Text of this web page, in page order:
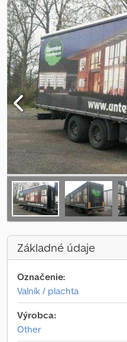
Základné údaje
Označenie:
Valník / plachta
Výrobca:
Other